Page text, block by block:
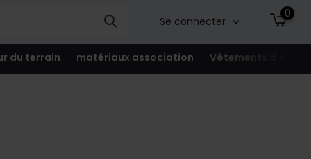
Se connecter
0
du terrain matériaux association Vêtements